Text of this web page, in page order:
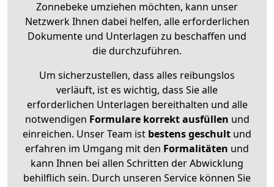
Zonnebeke umziehen möchten, kann unser
Netzwerk Ihnen dabei helfen, alle erforderlichen
Dokumente und Unterlagen zu beschaffen und
die durchzuführen.
Um sicherzustellen, dass alles reibungslos
verläuft, ist es wichtig, dass Sie alle
erforderlichen Unterlagen bereithalten und alle
notwendigen Formulare korrekt ausfüllen und
einreichen. Unser Team ist bestens geschult und
erfahren im Umgang mit den Formalitäten und
kann Ihnen bei allen Schritten der Abwicklung
behilflich sein. Durch unseren Service können Sie